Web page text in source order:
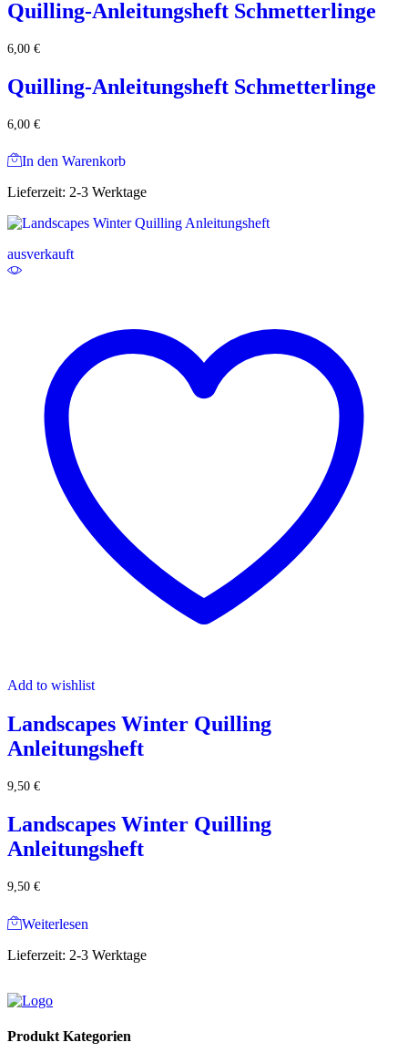
Quilling-Anleitungsheft Schmetterlinge
6,00 €
Quilling-Anleitungsheft Schmetterlinge
6,00 €
In den Warenkorb
Lieferzeit: 2-3 Werktage
ausverkauft
Add to wishlist
Landscapes Winter Quilling
Anleitungsheft
9,50 €
Landscapes Winter Quilling
Anleitungsheft
9,50 €
Weiterlesen
Lieferzeit: 2-3 Werktage
Produkt Kategorien